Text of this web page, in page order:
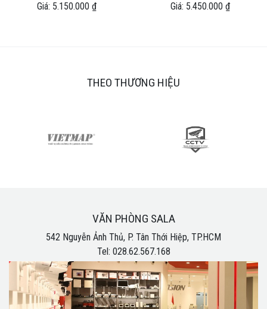
Giá: 5.150.000 ₫ Giá: 5.450.000 ₫
THEO THƯƠNG HIỆU
VĂN PHÒNG SALA
542 Nguyễn Ảnh Thủ, P. Tân Thới Hiệp, TP.HCM
Tel: 028.62.567.168